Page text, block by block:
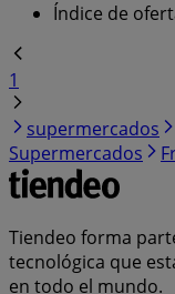
Índice de
1
supermercados
Supermercados
Tiendeo forma
tecnológica que
en todo el mundo.